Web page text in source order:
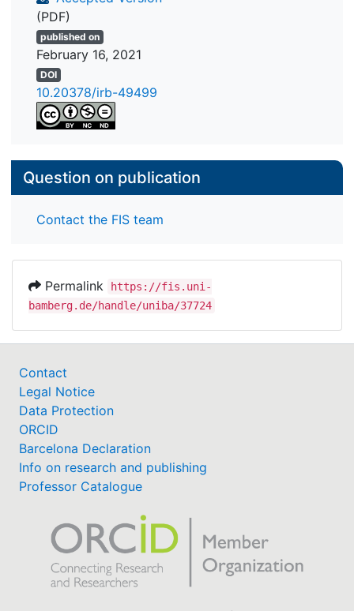
(PDF)
published on
February 16, 2021
DOI
10.20378/irb-49499
Question on publication
Contact the FIS team
Permalink
https://fis.uni-
bamberg.de/handle/uniba/37724
Contact
Legal Notice
Data Protection
ORCID
Barcelona Declaration
Info on research and publishing
Professor Catalogue